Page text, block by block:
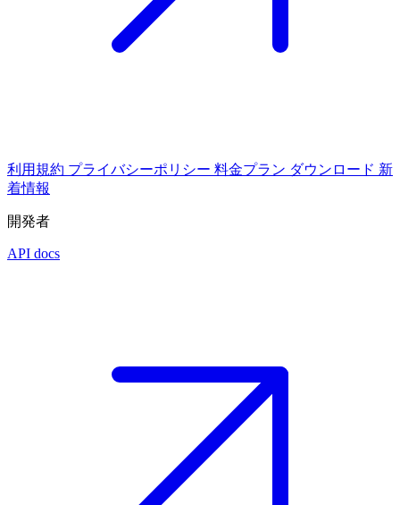
利用規約 プライバシーポリシー 料金プラン ダウンロード 新
着情報
開発者
API docs